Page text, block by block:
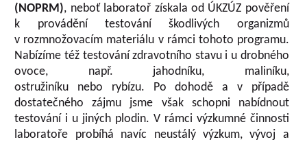
(NOPRM), neboť laboratoř získala od ÚKZÚZ pověření
k provádění testování škodlivých organizmů
v rozmnožovacím materiálu v rámci tohoto programu.
Nabízíme též testování zdravotního stavu i u drobného
ovoce, např. jahodníku, maliníku,
ostružiníku nebo rybízu. Po dohodě a v případě
dostatečného zájmu jsme však schopni nabídnout
testování i u jiných plodin. V rámci výzkumné činnosti
laboratoře probíhá navíc neustálý výzkum, vývoj a